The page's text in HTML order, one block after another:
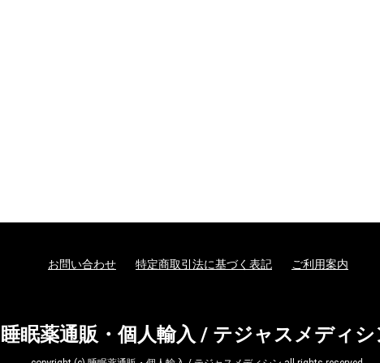
お問い合わせ 特定商取引法に基づく表記 ご利用案内
睡眠薬通販・個人輸入 / テジャスメディシ